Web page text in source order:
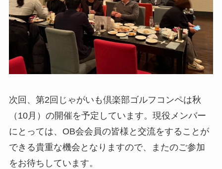
次回、第2回じゃがいも倶楽部ゴルフコンペは秋
（10月）の開催を予定しています。現役メンバー
にとっては、OB会会員の皆様と交流をすることが
できる貴重な機会となりますので、またのご参加
をお待ちしています。